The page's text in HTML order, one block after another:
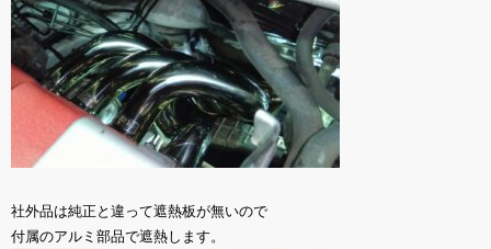
社外品は純正と違って遮熱板が無いので
付属のアルミ部品で遮熱します。